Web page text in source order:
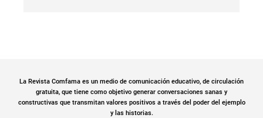
La Revista Comfama es un medio de comunicación educativo, de circulación
gratuita, que tiene como objetivo generar conversaciones sanas y
constructivas que transmitan valores positivos a través del poder del ejemplo
y las historias.